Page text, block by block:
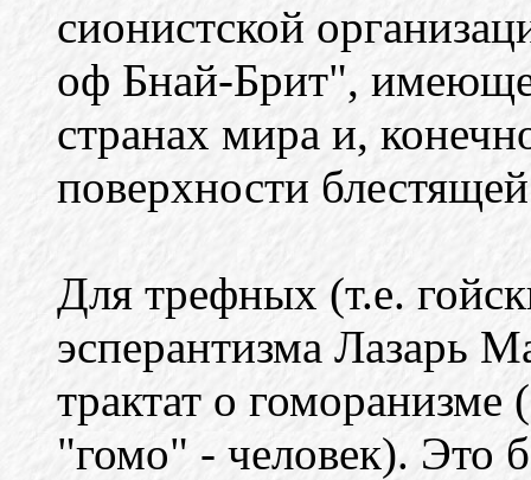
сионистской
оф Бнай-Брит",
странах мира и,
поверхности
Для трефных (т.е.
эсперантизма Лазарь
трактат о гоморанизме
"гомо" - человек). Это